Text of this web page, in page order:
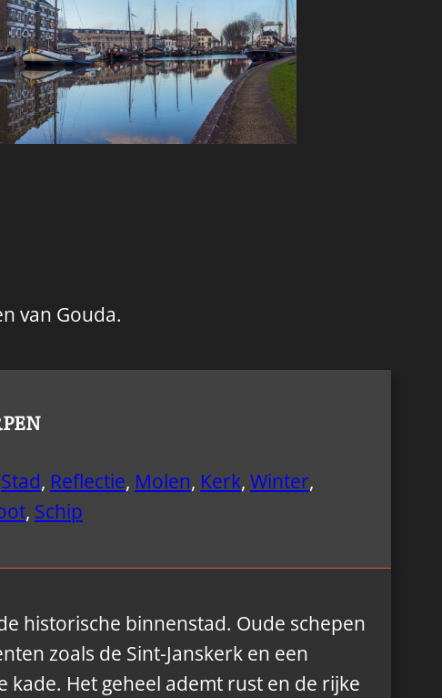
van Gouda.
Stad, Reflectie, Molen, Kerk, Winter,
, Schip
historische binnenstad. Oude schepen
zoals de Sint-Janskerk en een
kade. Het geheel ademt rust en de rijke